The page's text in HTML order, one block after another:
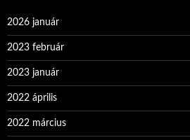
2026 január
2023 február
2023 január
2022 április
2022 március